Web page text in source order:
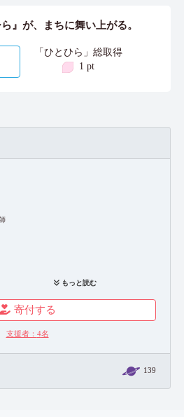
』が、まちに舞い上がる。
「ひとひら」総取得
1 pt
新潮社、亜紀書房など
もっと読む
寄付する
支援者： 4名
139